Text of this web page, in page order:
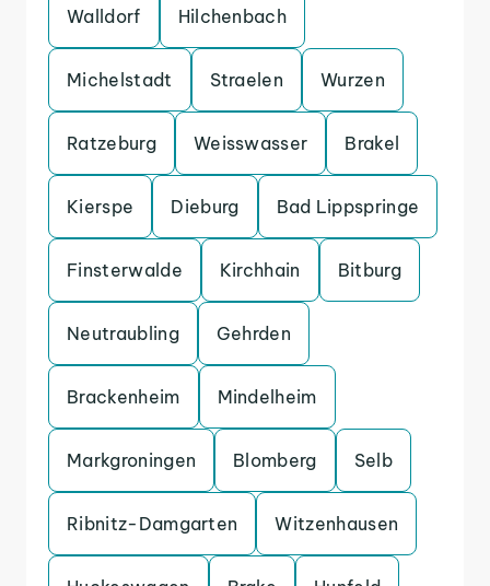
Walldorf Hilchenbach
Michelstadt Straelen Wurzen
Ratzeburg Weisswasser Brakel
Kierspe Dieburg Bad Lippspringe
Finsterwalde Kirchhain Bitburg
Neutraubling Gehrden
Brackenheim Mindelheim
Markgroningen Blomberg Selb
Ribnitz-Damgarten Witzenhausen